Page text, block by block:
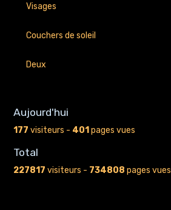
Visages
Couchers de soleil
Deux
Aujourd'hui
177 visiteurs - 401 pages vues
Total
227817 visiteurs - 734808 pages vues